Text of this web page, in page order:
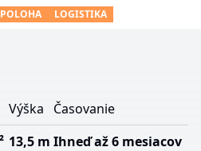
LOGISTIKA
Výška
Časovanie
13,5 m Ihneď až 6 mesiacov